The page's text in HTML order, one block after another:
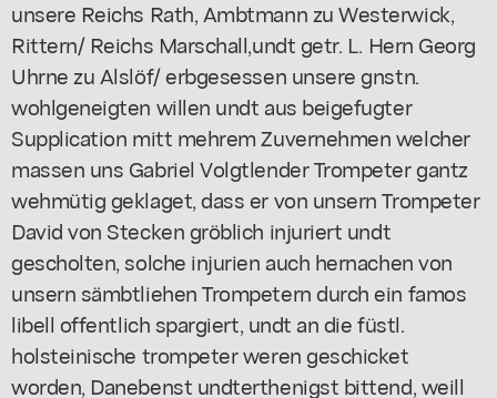
unsere Reichs Rath, Ambtmann zu Westerwick,
Rittern/ Reichs Marschall,undt getr. L. Hern Georg
Uhrne zu Alslöf/ erbgesessen unsere gnstn.
wohlgeneigten willen undt aus beigefugter
Supplication mitt mehrem Zuvernehmen welcher
massen uns Gabriel Volgtlender Trompeter gantz
wehmütig geklaget, dass er von unsern Trompeter
David von Stecken gröblich injuriert undt
gescholten, solche injurien auch hernachen von
unsern sämbtliehen Trompetern durch ein famos
libell offentlich spargiert, undt an die füstl.
holsteinische trompeter weren geschicket
worden, Danebenst undterthenigst bittend, weill